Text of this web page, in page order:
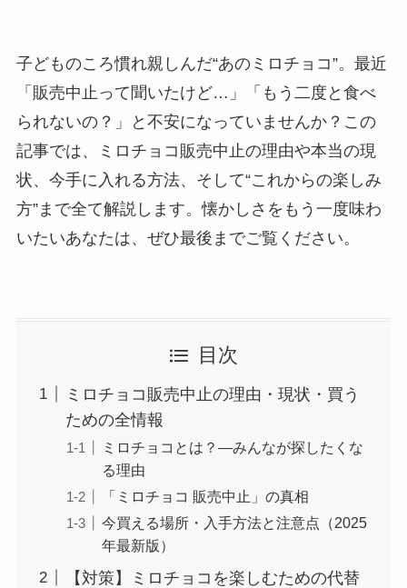
子どものころ慣れ親しんだ“あのミロチョコ”。最近
「販売中止って聞いたけど…」「もう二度と食べ
られないの？」と不安になっていませんか？この
記事では、ミロチョコ販売中止の理由や本当の現
状、今手に入れる方法、そして“これからの楽しみ
方”まで全て解説します。懐かしさをもう一度味わ
いたいあなたは、ぜひ最後までご覧ください。
目次
ミロチョコ販売中止の理由・現状・買う
ための全情報
ミロチョコとは？―みんなが探したくな
る理由
「ミロチョコ 販売中止」の真相
今買える場所・入手方法と注意点（2025
年最新版）
【対策】ミロチョコを楽しむための代替